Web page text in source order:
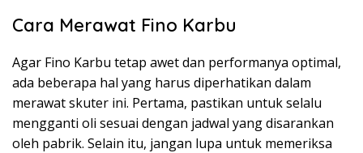
Cara Merawat Fino Karbu
Agar Fino Karbu tetap awet dan performanya optimal,
ada beberapa hal yang harus diperhatikan dalam
merawat skuter ini. Pertama, pastikan untuk selalu
mengganti oli sesuai dengan jadwal yang disarankan
oleh pabrik. Selain itu, jangan lupa untuk memeriksa